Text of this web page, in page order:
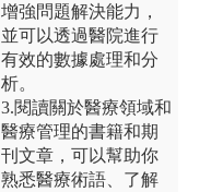
增強問題解決能力，
並可以透過醫院進行
有效的數據處理和分
析。
3.閱讀關於醫療領域和
醫療管理的書籍和期
刊文章，可以幫助你
熟悉醫療術語、了解